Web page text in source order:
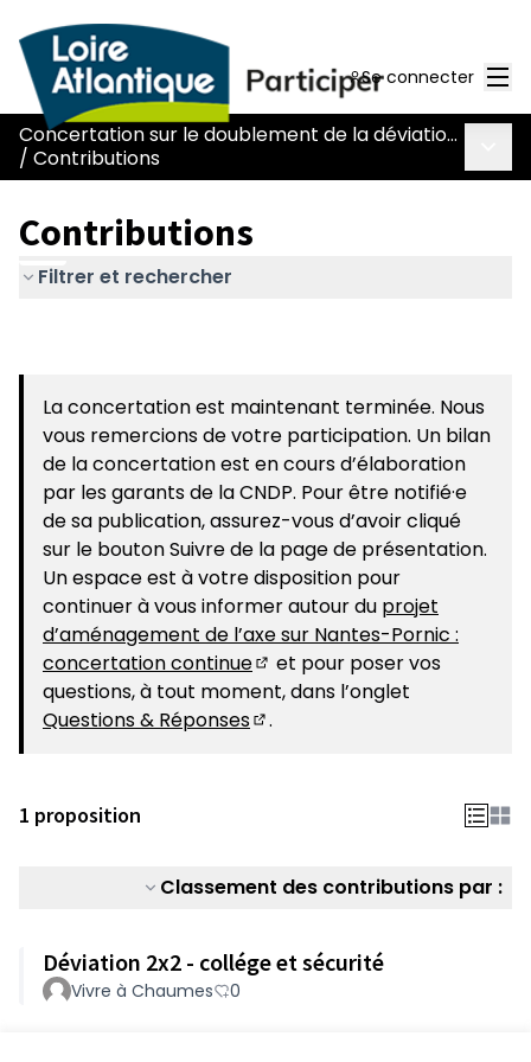
Se connecter
Concertation sur le doublement de la déviation de Chaumes-en-Retz - route Nantes-Pornic
/ Contributions
Contributions
Filtrer et rechercher
La concertation est maintenant terminée. Nous
vous remercions de votre participation. Un bilan
de la concertation est en cours d’élaboration
par les garants de la CNDP. Pour être notifié·e
de sa publication, assurez-vous d’avoir cliqué
sur le bouton Suivre de la page de présentation.
Un espace est à votre disposition pour
continuer à vous informer autour du projet
d’aménagement de l’axe sur Nantes-Pornic :
concertation continue
(S'ouvre dans un nouvel
et pour poser vos
questions, à tout moment, dans l’onglet
Questions & Réponses
.
1 proposition
Classement des contributions par :
Déviation 2x2 - collége et sécurité
Vivre à Chaumes 0